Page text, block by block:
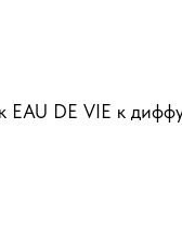
EAU DE VIE к